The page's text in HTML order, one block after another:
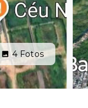
4 Fotos